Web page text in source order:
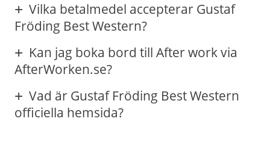
Vilka betalmedel accepterar Gustaf
Fröding Best Western?
Kan jag boka bord till After work via
AfterWorken.se?
Vad är Gustaf Fröding Best Western
officiella hemsida?